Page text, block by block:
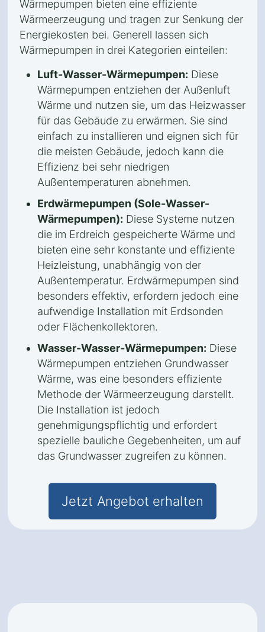
Wärmepumpen bieten eine effiziente
Wärmeerzeugung und tragen zur Senkung der
Energiekosten bei. Generell lassen sich
Wärmepumpen in drei Kategorien einteilen:
Luft-Wasser-Wärmepumpen: Diese
Wärmepumpen entziehen der Außenluft
Wärme und nutzen sie, um das Heizwasser
für das Gebäude zu erwärmen. Sie sind
einfach zu installieren und eignen sich für
die meisten Gebäude, jedoch kann die
Effizienz bei sehr niedrigen
Außentemperaturen abnehmen.
Erdwärmepumpen (Sole-Wasser-
Wärmepumpen): Diese Systeme nutzen
die im Erdreich gespeicherte Wärme und
bieten eine sehr konstante und effiziente
Heizleistung, unabhängig von der
Außentemperatur. Erdwärmepumpen sind
besonders effektiv, erfordern jedoch eine
aufwendige Installation mit Erdsonden
oder Flächenkollektoren.
Wasser-Wasser-Wärmepumpen: Diese
Wärmepumpen entziehen Grundwasser
Wärme, was eine besonders effiziente
Methode der Wärmeerzeugung darstellt.
Die Installation ist jedoch
genehmigungspflichtig und erfordert
spezielle bauliche Gegebenheiten, um auf
das Grundwasser zugreifen zu können.
Jetzt Angebot erhalten